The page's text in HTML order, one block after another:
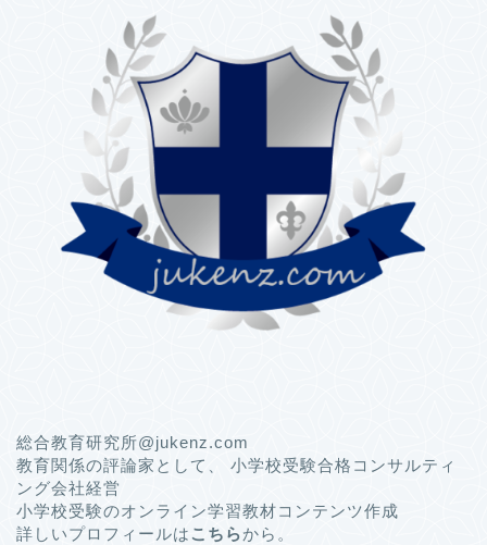
総合教育研究所@jukenz.com
教育関係の評論家として、 小学校受験合格コンサルティ
ング会社経営
小学校受験のオンライン学習教材コンテンツ作成
詳しいプロフィールはこちらから。